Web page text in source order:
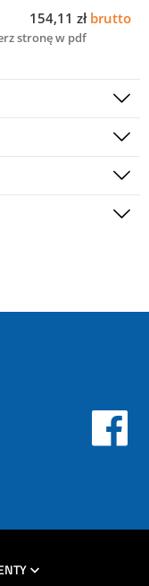
154,11 zł brutto
stronę w pdf